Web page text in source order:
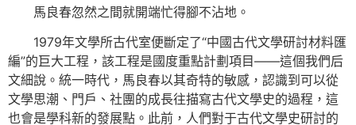
馬良春忽然之間就開端忙得腳不沾地。
1979年文學所古代室便斷定了“中國古代文學研討材料匯
編”的巨大工程，該工程是國度重點計劃項目——這個我們后
文細說。統一時代，馬良春以其奇特的敏感，認識到可以從
文學思潮、門戶、社團的成長往描寫古代文學史的過程，這
也會是學科新的發展點。此前，人們對于古代文學史研討的